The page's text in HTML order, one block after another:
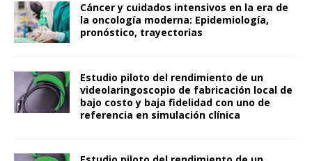
Cáncer y cuidados intensivos en la era de
la oncología moderna: Epidemiología,
pronóstico, trayectorias
Estudio piloto del rendimiento de un
videolaringoscopio de fabricación local de
bajo costo y baja fidelidad con uno de
referencia en simulación clínica